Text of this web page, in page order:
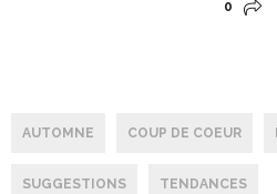
0
AUTOMNE COUP DE COEUR
SUGGESTIONS TENDANCES